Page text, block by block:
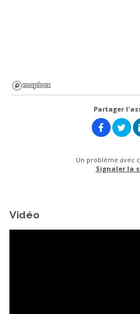
Partager
Un problème avec
Signaler la
Vidéo